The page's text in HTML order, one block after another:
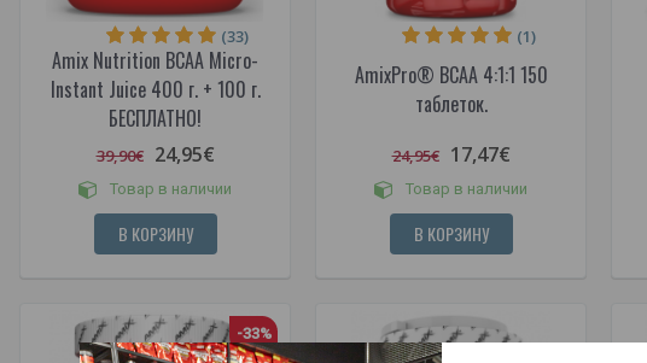
Amix Nutrition BCAA Micro-
Instant Juice 400 г. + 100 г.
БЕСПЛАТНО!
(33)
39,90€ 24,95€
Товар в наличии
В КОРЗИНУ
AmixPro® BCAA 4:1:1 150
таблеток.
(1)
24,95€ 17,47€
Товар в наличии
В КОРЗИНУ
-33%